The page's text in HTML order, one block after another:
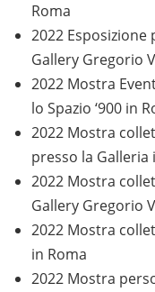
Roma
2022
Gallery Gregorio
2022 Mostra
lo Spazio ‘900 in
2022 Mostra
presso la Galleria
2022 Mostra
Gallery Gregorio
2022 Mostra
in Roma
2022 Mostra